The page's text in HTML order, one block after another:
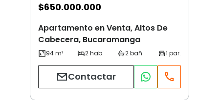
$650.000.000
Apartamento en Venta, Altos De
Cabecera, Bucaramanga
Contactar